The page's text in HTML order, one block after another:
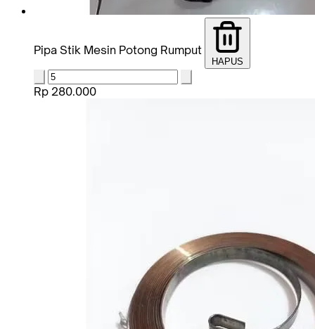
Pipa Stik Mesin Potong Rumput
HAPUS
Rp 280.000